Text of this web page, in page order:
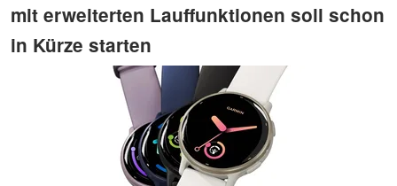
mit erweiterten Lauffunktionen soll schon
in Kürze starten